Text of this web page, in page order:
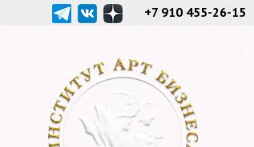
+7 910 455-26-15